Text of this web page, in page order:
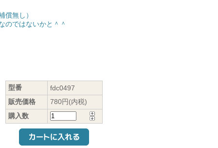
無し）
ではないかと＾＾
型番
fdc0497
販売価格
780円(内税)
購入数